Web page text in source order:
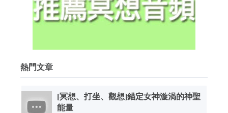
熱門文章
[冥想、打坐、觀想]錨定女神漩渦的神聖
能量